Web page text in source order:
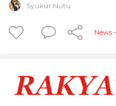
Syukur Nutu
News